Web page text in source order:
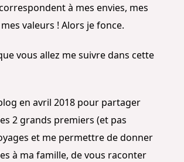
à mes envies, mes
valeurs ! Alors je fonce.
vous allez me suivre dans cette
blog en avril 2018 pour partager
2 grands premiers (et pas
et me permettre de donner
à ma famille, de vous raconter